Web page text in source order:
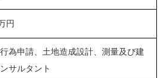
円
為申請、土地造成設計、測量及び建
サルタント